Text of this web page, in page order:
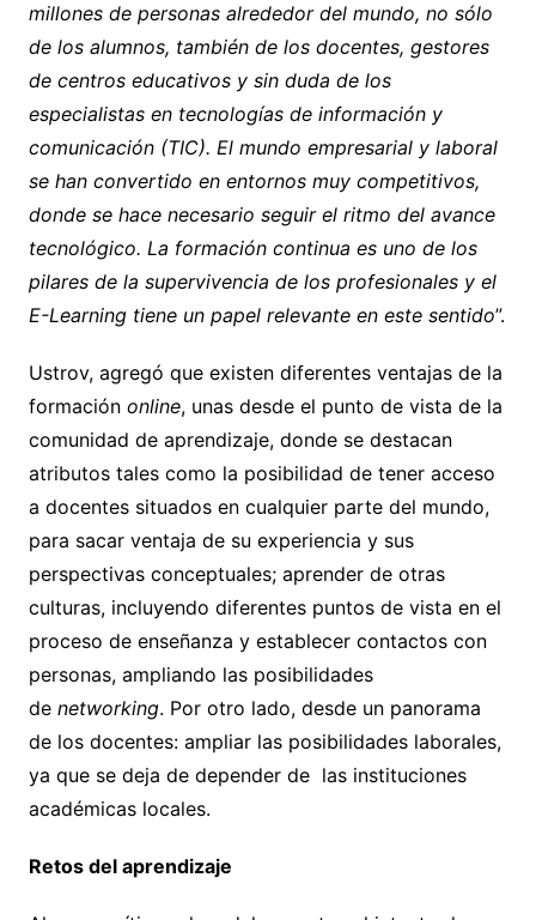
millones de personas alrededor del mundo, no sólo
de los alumnos, también de los docentes, gestores
de centros educativos y sin duda de los
especialistas en tecnologías de información y
comunicación (TIC). El mundo empresarial y laboral
se han convertido en entornos muy competitivos,
donde se hace necesario seguir el ritmo del avance
tecnológico. La formación continua es uno de los
pilares de la supervivencia de los profesionales y el
E-Learning tiene un papel relevante en este sentido”.
Ustrov, agregó que existen diferentes ventajas de la
formación online, unas desde el punto de vista de la
comunidad de aprendizaje, donde se destacan
atributos tales como la posibilidad de tener acceso
a docentes situados en cualquier parte del mundo,
para sacar ventaja de su experiencia y sus
perspectivas conceptuales; aprender de otras
culturas, incluyendo diferentes puntos de vista en el
proceso de enseñanza y establecer contactos con
personas, ampliando las posibilidades
de networking. Por otro lado, desde un panorama
de los docentes: ampliar las posibilidades laborales,
ya que se deja de depender de las instituciones
académicas locales.
Retos del aprendizaje